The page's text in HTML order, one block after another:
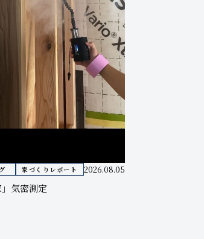
家づくりレポート 2026.08.05
」気密測定